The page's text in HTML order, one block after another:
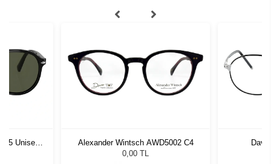
55 Unisex
Alexander Wintsch AWD5002 C4
0,00 TL